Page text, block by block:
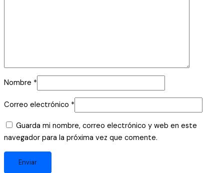
Nombre *
Correo electrónico *
Guarda mi nombre, correo electrónico y web en este
navegador para la próxima vez que comente.